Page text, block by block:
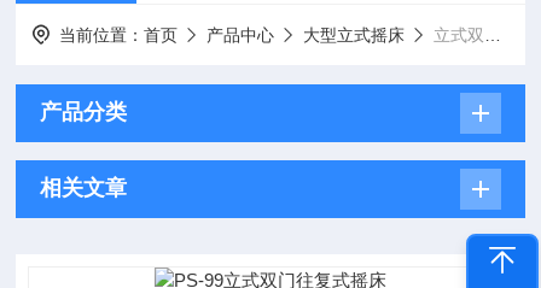
当前位置：首页 产品中心 大型立式摇床 立式双门往复式摇床
产品分类
相关文章